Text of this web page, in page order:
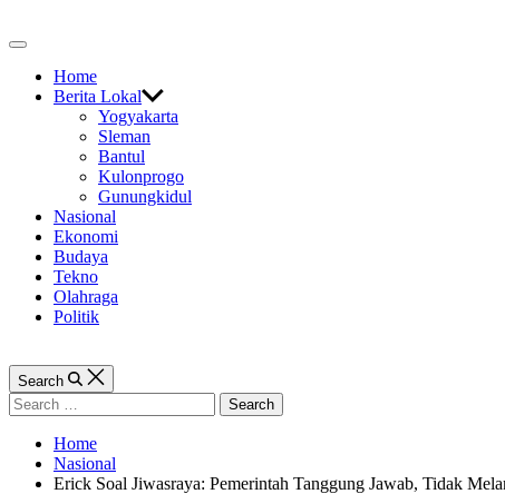
to
Off
CanvasHome
Berita Lokal
Yogyakarta
Sleman
Bantul
Kulonprogo
Gunungkidul
Nasional
Ekonomi
Budaya
Tekno
Olahraga
Politik
Search
Search
for:
Home
Nasional
Erick Soal Jiwasraya: Pemerintah Tanggung Jawab, Tidak